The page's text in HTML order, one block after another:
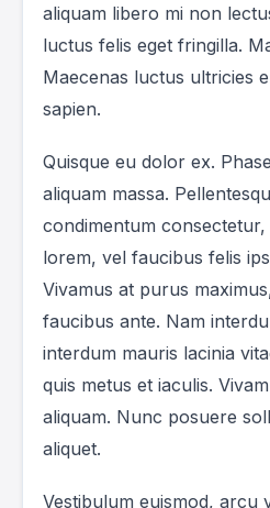
aliquam libero mi non
luctus felis eget fringilla.
Maecenas luctus ultricies
sapien.
Quisque eu dolor ex.
aliquam massa.
condimentum consectetur,
lorem, vel faucibus felis
Vivamus at purus
faucibus ante. Nam
interdum mauris lacinia
quis metus et iaculis.
aliquam. Nunc posuere
aliquet.
Vestibulum euismod, arcu